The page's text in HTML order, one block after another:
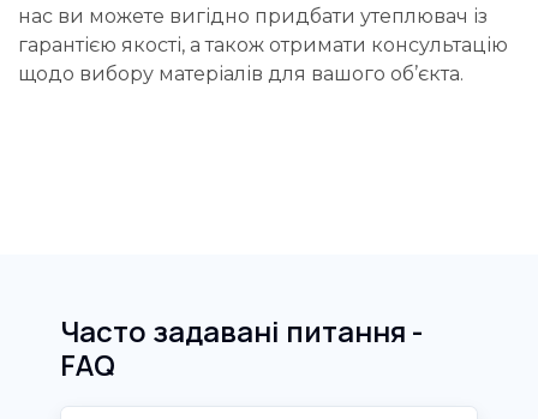
нас ви можете вигідно придбати утеплювач із
гарантією якості, а також отримати консультацію
щодо вибору матеріалів для вашого об’єкта.
Часто задавані питання -
FAQ